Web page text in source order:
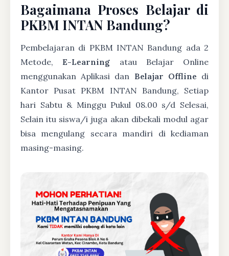
Bagaimana Proses Belajar di
PKBM INTAN Bandung?
Pembelajaran di PKBM INTAN Bandung ada 2
Metode,E-Learning atau Belajar Online
menggunakan Aplikasi dan Belajar Offline di
Kantor Pusat PKBM INTAN Bandung, Setiap
hari Sabtu & Minggu Pukul 08.00 s/d Selesai,
Selain itu siswa/i juga akan dibekali modul agar
bisa mengulang secara mandiri di kediaman
masing-masing.